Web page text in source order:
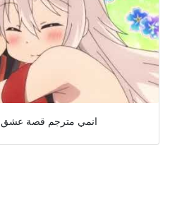
Konohana Kitan انمي مترجم قصة عشق